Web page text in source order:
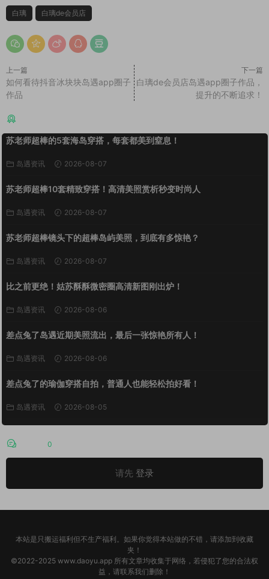
白璃 白璃de会员店
上一篇
如何看待抖音冰块块岛遇app圈子
作品
下一篇
白璃de会员店岛遇app圈子作品，
提升的不断追求！
苏老师超棒的5套海岛穿搭，每套都美到窒息！
岛遇资讯 2026-08-07
苏老师超棒10套精致穿搭！高清美照赏析秒变时尚人
岛遇资讯 2026-08-07
苏老师超棒镜头下的超棒岛屿美照，到底有多惊艳？
岛遇资讯 2026-08-07
比之前更绝！姑苏酥酥微密圈高清新图刚出炉！
岛遇资讯 2026-08-06
差点兔了岛遇近期美照流出，最后一张惊艳所有人！
岛遇资讯 2026-08-06
差点兔了的瑜伽穿搭自拍，普通人也能轻松拍好看！
岛遇资讯 2026-08-05
0
请先 登录
本站是只搬运福利但不生产福利。如果你觉得本站做的不错，请添加到收藏
夹！
©2022-2025 www.daoyu.app 所有文章均收集于网络，若侵犯了您的合法权
益，请联系我们删除！